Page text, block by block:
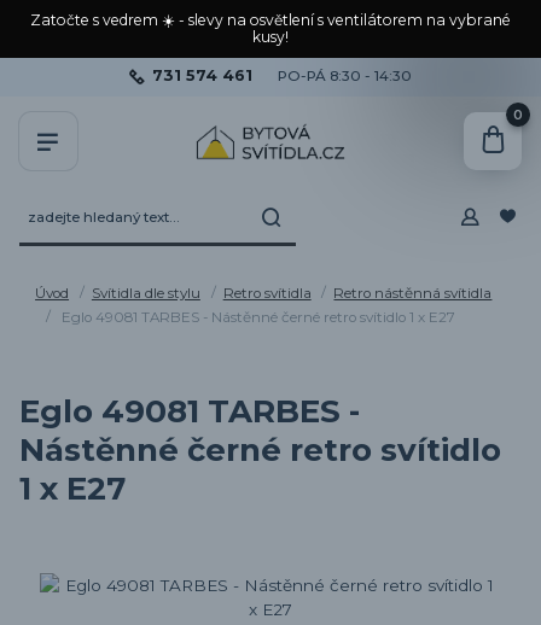
Zatočte s vedrem ☀️ - slevy na osvětlení s ventilátorem na vybrané
kusy!
731 574 461 PO-PÁ 8:30 - 14:30
0
Úvod Svítidla dle stylu Retro svítidla
Retro nástěnná svítidla
Eglo 49081 TARBES - Nástěnné černé retro svítidlo 1 x E27
Eglo 49081 TARBES -
Nástěnné černé retro svítidlo
1 x E27